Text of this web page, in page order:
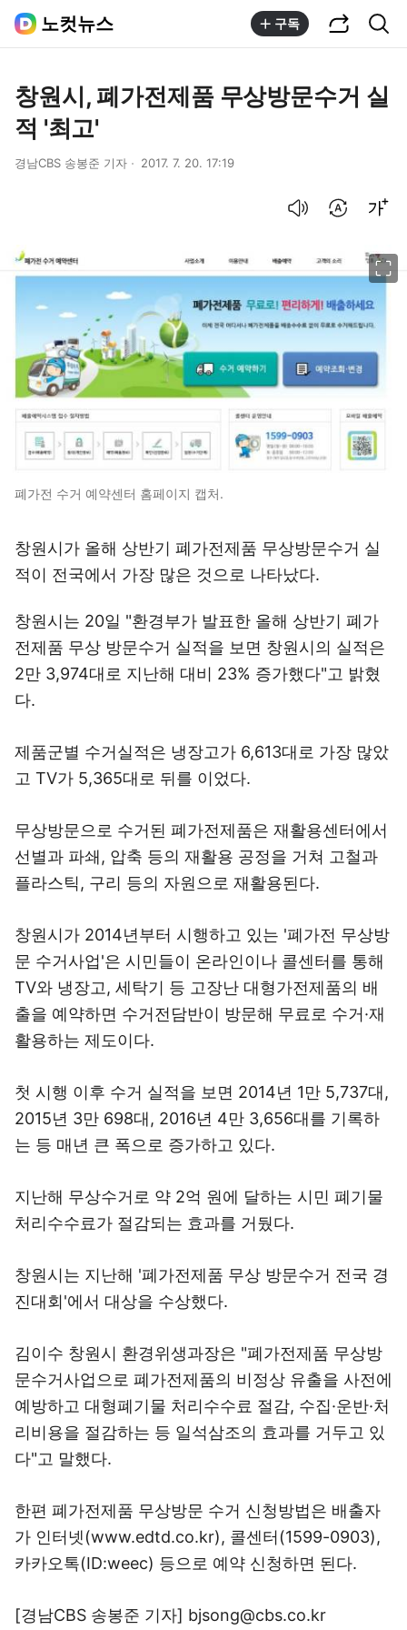
노컷뉴스 구독
창원시, 폐가전제품 무상방문수거 실
적 '최고'
경남CBS 송봉준 기자 2017. 7. 20. 17:19
폐가전 수거 예약센터 홈페이지 캡처.
창원시가 올해 상반기 폐가전제품 무상방문수거 실
적이 전국에서 가장 많은 것으로 나타났다.
창원시는 20일 "환경부가 발표한 올해 상반기 폐가
전제품 무상 방문수거 실적을 보면 창원시의 실적은
2만 3,974대로 지난해 대비 23% 증가했다"고 밝혔
다.
제품군별 수거실적은 냉장고가 6,613대로 가장 많았
고 TV가 5,365대로 뒤를 이었다.
무상방문으로 수거된 폐가전제품은 재활용센터에서
선별과 파쇄, 압축 등의 재활용 공정을 거쳐 고철과
플라스틱, 구리 등의 자원으로 재활용된다.
창원시가 2014년부터 시행하고 있는 '폐가전 무상방
문 수거사업'은 시민들이 온라인이나 콜센터를 통해
TV와 냉장고, 세탁기 등 고장난 대형가전제품의 배
출을 예약하면 수거전담반이 방문해 무료로 수거·재
활용하는 제도이다.
첫 시행 이후 수거 실적을 보면 2014년 1만 5,737대,
2015년 3만 698대, 2016년 4만 3,656대를 기록하
는 등 매년 큰 폭으로 증가하고 있다.
지난해 무상수거로 약 2억 원에 달하는 시민 폐기물
처리수수료가 절감되는 효과를 거뒀다.
창원시는 지난해 '폐가전제품 무상 방문수거 전국 경
진대회'에서 대상을 수상했다.
김이수 창원시 환경위생과장은 "폐가전제품 무상방
문수거사업으로 폐가전제품의 비정상 유출을 사전에
예방하고 대형폐기물 처리수수료 절감, 수집·운반·처
리비용을 절감하는 등 일석삼조의 효과를 거두고 있
다"고 말했다.
한편 폐가전제품 무상방문 수거 신청방법은 배출자
가 인터넷(www.edtd.co.kr), 콜센터(1599-0903),
카카오톡(ID:weec) 등으로 예약 신청하면 된다.
[경남CBS 송봉준 기자] bjsong@cbs.co.kr